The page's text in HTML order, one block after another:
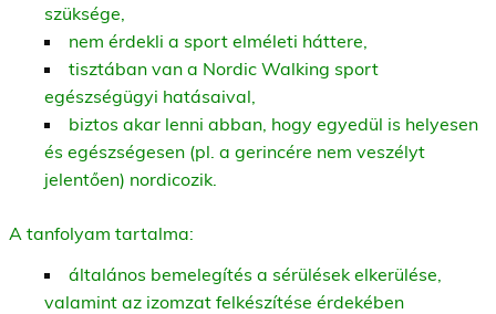
szüksége,
nem érdekli a sport elméleti háttere,
tisztában van a Nordic Walking sport
egészségügyi hatásaival,
biztos akar lenni abban, hogy egyedül is helyesen
és egészségesen (pl. a gerincére nem veszélyt
jelentően) nordicozik.
A tanfolyam tartalma:
általános bemelegítés a sérülések elkerülése,
valamint az izomzat felkészítése érdekében